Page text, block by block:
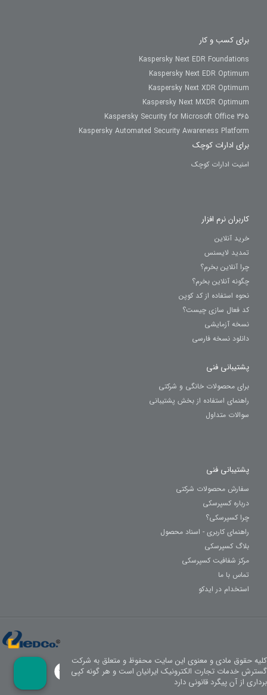
برای کسب و کار
Kaspersky Next EDR Foundations
Kaspersky Next EDR Optimum
Kaspersky Next XDR Optimum
Kaspersky Next MXDR Optimum
Kaspersky Security for Microsoft Office 365
Kaspersky Automated Security Awareness Platform
برای ادارات کوچک
امنیت ادارات کوچک
کاربران نرم افزار
خرید آنلاین
تمدید لایسنس
چرا آنلاین بخرم؟
چگونه آنلاین بخرم؟
نحوه استفاده از کد کوپن
کد فعال سازی چیست؟
نسخه آزمایشی
دانلود نسخه فارسی
پشتیبانی فنی
برای محصولات خانگی و شرکتی
راهنمای استفاده از بخش پشتیبانی
سوالات متداول
پشتیبانی فنی
سفارش محصولات شرکتی
درباره کسپرسکی
چرا کسپرسکی؟
راهنمای کاربری - اسناد محصول
بلاگ کسپرسکی
مرکز شفافیت کسپرسکی
تماس با ما
استخدام در ایدکو
کلیه حقوق مادی و معنوی این سایت محفوظ و متعلق به شرکت
گسترش خدمات تجارت الکترونیک ایرانیان است و هر گونه کپی
برداری از آن پیگرد قانونی دارد